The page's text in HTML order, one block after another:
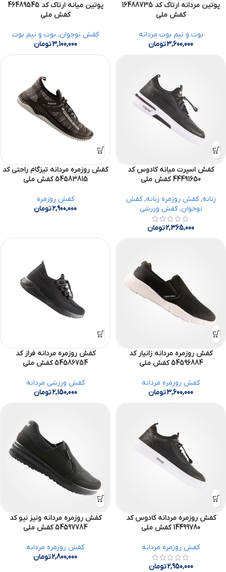
پوتین مردانه ارتاک کد 16488735
کفش ملی
بوت و نیم بوت مردانه
3,600,000تومان
پوتین میانه ارتاک کد 46489545
کفش ملی
کفش نوجوان, بوت و نیم بوت
3,100,000تومان
کفش اسپرت میانه کادوس کد
44491650 کفش ملی
زنانه,کفش روزمره زنانه,کفش
نوجوان,کفش ورزشی
2,365,000تومان
کفش روزمره مردانه تیزگام راحتی کد
54583815 کفش ملی
کفش روزمره
2,900,000تومان
کفش روزمره مردانه زانیار کد
54596884 کفش ملی
کفش روزمره مردانه
3,600,000تومان
کفش روزمره مردانه فراز کد
54586754 کفش ملی
کفش ورزشی مردانه
2,150,000تومان
کفش روزمره مردانه کادوس کد
14499780 کفش ملی
کفش روزمره مردانه
2,950,000تومان
کفش روزمره مردانه ونیز نیو کد
54597784 کفش ملی
کفش روزمره مردانه
2,800,000تومان